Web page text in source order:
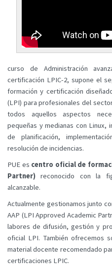
curso de Administración
certificación LPIC-2, supone el
formación y certificación
(LPI) para profesionales del
todos aquellos aspectos
pequeñas y medianas con Linux,
de planificación,
resolución de incidencias.
PUE es centro oficial de
Partner) reconocido con la
alcanzable.
Actualmente gestionamos junto
AAP (LPI Approved Academic
labores de difusión, gestión y
oficial LPI. También ofrecemos
material docente recomendado
certificaciones LPIC.